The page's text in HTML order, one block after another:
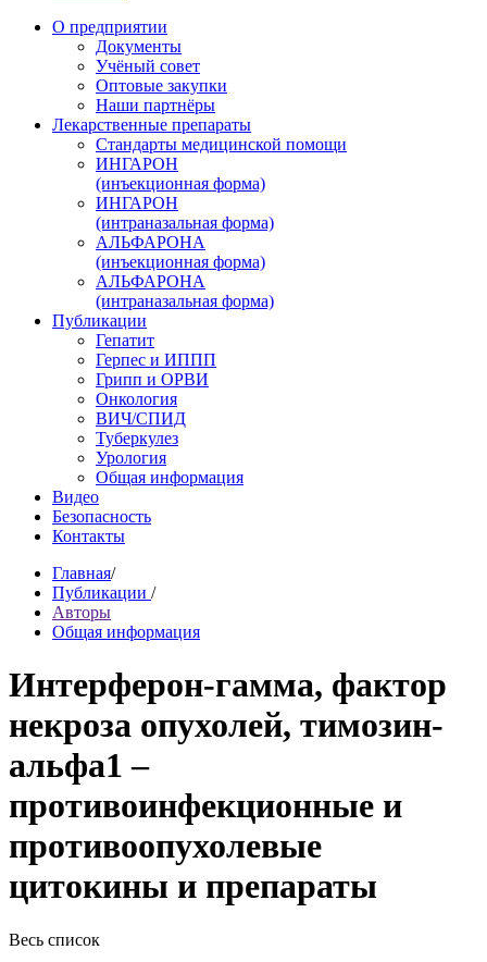
О предприятии
Документы
Учёный совет
Оптовые закупки
Наши партнёры
Лекарственные препараты
Стандарты медицинской помощи
ИНГАРОН
(инъекционная форма)
ИНГАРОН
(интраназальная форма)
АЛЬФАРОНА
(инъекционная форма)
АЛЬФАРОНА
(интраназальная форма)
Публикации
Гепатит
Герпес и ИППП
Грипп и ОРВИ
Онкология
ВИЧ/СПИД
Туберкулез
Урология
Общая информация
Видео
Безопасность
Контакты
Главная/
Публикации /
Авторы
Общая информация
Интерферон-гамма, фактор
некроза опухолей, тимозин-
альфа1 –
противоинфекционные и
противоопухолевые
цитокины и препараты
Весь список